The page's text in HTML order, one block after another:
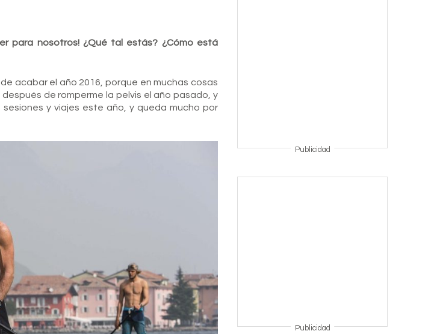
para nosotros! ¿Qué tal estás? ¿Cómo está
acabar el año 2016, porque en muchas cosas
de romperme la pelvis el año pasado, y
y viajes este año, y queda mucho por
Publicidad
Publicidad